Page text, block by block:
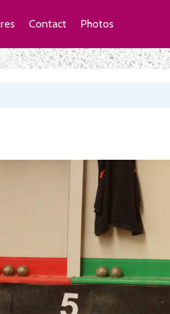
Contact Photos